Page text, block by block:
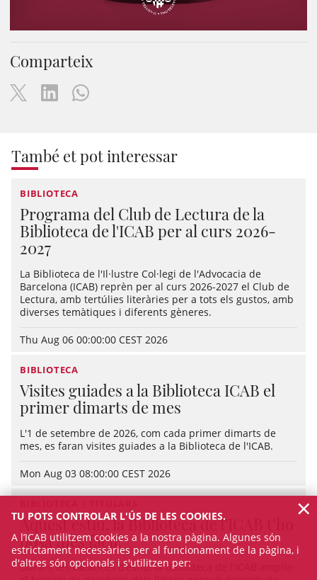
Comparteix
També et pot interessar
BIBLIOTECA
Programa del Club de Lectura de la
Biblioteca de l'ICAB per al curs 2026-
2027
La Biblioteca de l'Il·lustre Col·legi de l'Advocacia de
Barcelona (ICAB) reprèn per al curs 2026-2027 el Club de
Lectura, amb tertúlies literàries per a tots els gustos, amb
diverses temàtiques i diferents gèneres.
Thu Aug 06 00:00:00 CEST 2026
BIBLIOTECA
Visites guiades a la Biblioteca ICAB el
primer dimarts de mes
L'1 de setembre de 2026, com cada primer dimarts de
mes, es faran visites guiades a la Biblioteca de l'ICAB.
Mon Aug 03 08:00:00 CEST 2026
Aquest estiu, la Biblioteca de l’ICAB t’ho
posa més fàcil!
Durant les vacances d’estiu, la Biblioteca de l'ICAB amplia
TU POTS CONTROLAR L'ÚS DE LES COOKIES.
A l’ICAB utilitzem cookies a la nostra pàgina. Algunes són
estrictament necessàries per al funcionament de la pàgina, i
d'altres són opcionals i s'utilitzen per:
×